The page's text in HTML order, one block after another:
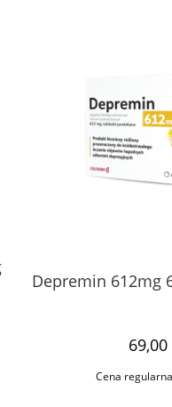
Depremin 612mg
69,00
Cena